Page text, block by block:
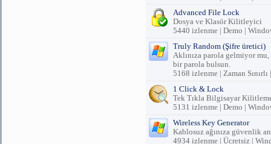
Advanced File Lock
Dosya ve Klasör Kilitleyici
5440 izlenme | Demo |
Truly Random (Şifre üretici)
Aklınıza parola gelmiyor
bir parola bulsun.
5168 izlenme | Zaman
1 Click & Lock
Tek Tıkla Bilgisayar
5131 izlenme | Demo |
Wireless Key Generator
Kablosuz ağınıza güvenlik
4934 izlenme | Ücretsiz |